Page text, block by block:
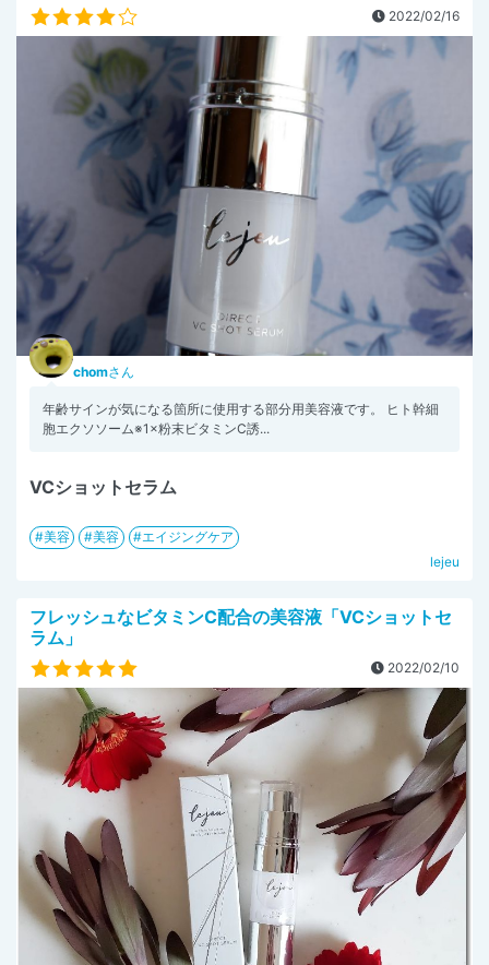
2022/02/16
chomさん
年齢サインが気になる箇所に使用する部分用美容液です。 ヒト幹細
胞エクソソーム※1×粉末ビタミンC誘...
VCショットセラム
美容 美容
エイジングケア
lejeu
フレッシュなビタミンC配合の美容液「VCショットセ
ラム」
2022/02/10